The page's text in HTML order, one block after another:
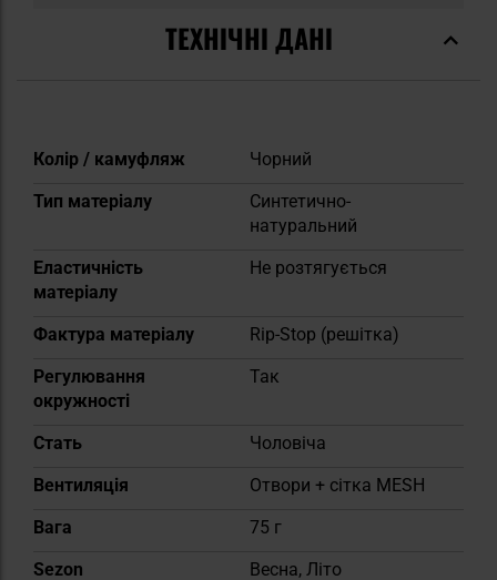
ТЕХНІЧНІ ДАНІ
Докладніше
Колір / камуфляж
Чорний
Тип матеріалу
Синтетично-
натуральний
Еластичність
матеріалу
Не розтягується
Фактура матеріалу
Rip-Stop (решітка)
Регулювання
окружності
Так
Cтать
Чоловіча
Вентиляція
Отвори + сітка MESH
Вага
75 г
Sezon
Весна, Літо